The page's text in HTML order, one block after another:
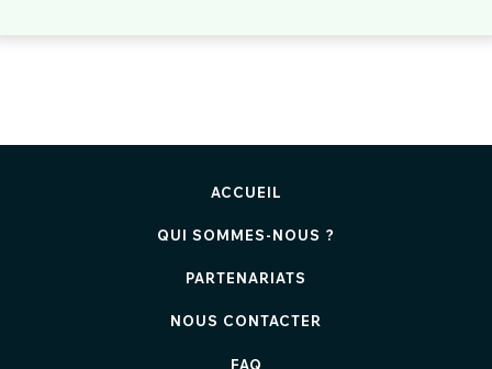
ACCUEIL
QUI SOMMES-NOUS ?
PARTENARIATS
NOUS CONTACTER
FAQ